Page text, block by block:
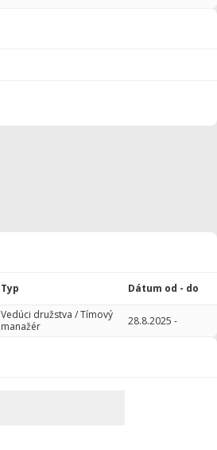
Typ Dátum od - do
Vedúci družstva / Tímový
manažér
28.8.2025 -